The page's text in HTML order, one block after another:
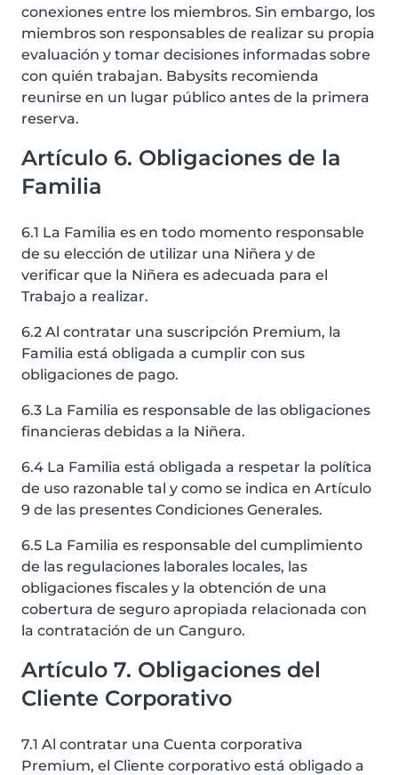
conexiones entre los miembros. Sin embargo, los
miembros son responsables de realizar su propia
evaluación y tomar decisiones informadas sobre
con quién trabajan. Babysits recomienda
reunirse en un lugar público antes de la primera
reserva.
Artículo 6. Obligaciones de la
Familia
6.1 La Familia es en todo momento responsable
de su elección de utilizar una Niñera y de
verificar que la Niñera es adecuada para el
Trabajo a realizar.
6.2 Al contratar una suscripción Premium, la
Familia está obligada a cumplir con sus
obligaciones de pago.
6.3 La Familia es responsable de las obligaciones
financieras debidas a la Niñera.
6.4 La Familia está obligada a respetar la política
de uso razonable tal y como se indica en Artículo
9 de las presentes Condiciones Generales.
6.5 La Familia es responsable del cumplimiento
de las regulaciones laborales locales, las
obligaciones fiscales y la obtención de una
cobertura de seguro apropiada relacionada con
la contratación de un Canguro.
Artículo 7. Obligaciones del
Cliente Corporativo
7.1 Al contratar una Cuenta corporativa
Premium, el Cliente corporativo está obligado a